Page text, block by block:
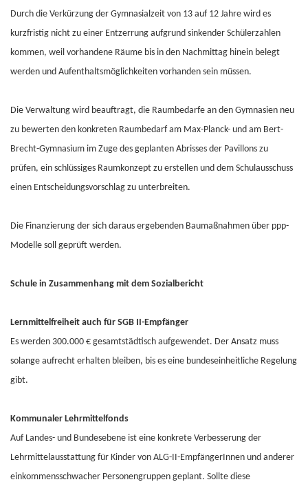
Durch die Verkürzung der Gymnasialzeit von 13 auf 12 Jahre wird es
kurzfristig nicht zu einer Entzerrung aufgrund sinkender Schülerzahlen
kommen, weil vorhandene Räume bis in den Nachmittag hinein belegt
werden und Aufenthaltsmöglichkeiten vorhanden sein müssen.
Die Verwaltung wird beauftragt, die Raumbedarfe an den Gymnasien neu
zu bewerten den konkreten Raumbedarf am Max-Planck- und am Bert-
Brecht-Gymnasium im Zuge des geplanten Abrisses der Pavillons zu
prüfen, ein schlüssiges Raumkonzept zu erstellen und dem Schulausschuss
einen Entscheidungsvorschlag zu unterbreiten.
Die Finanzierung der sich daraus ergebenden Baumaßnahmen über ppp-
Modelle soll geprüft werden.
Schule in Zusammenhang mit dem Sozialbericht
Lernmittelfreiheit auch für SGB II-Empfänger
Es werden 300.000 € gesamtstädtisch aufgewendet. Der Ansatz muss
solange aufrecht erhalten bleiben, bis es eine bundeseinheitliche Regelung
gibt.
Kommunaler Lehrmittelfonds
Auf Landes- und Bundesebene ist eine konkrete Verbesserung der
Lehrmittelausstattung für Kinder von ALG-II-EmpfängerInnen und anderer
einkommensschwacher Personengruppen geplant. Sollte diese